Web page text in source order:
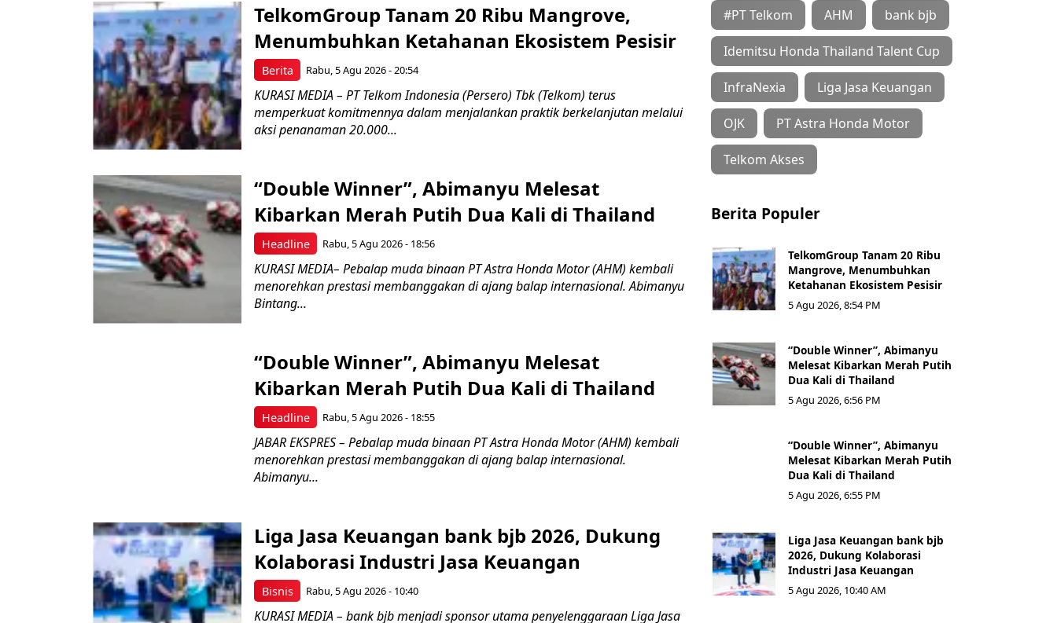
Berita
TelkomGroup Tanam 20 Ribu Mangrove,
Menumbuhkan Ketahanan Ekosistem Pesisir
Rabu, 5 Agu 2026 - 20:54
KURASI MEDIA – PT Telkom Indonesia (Persero) Tbk (Telkom) terus
memperkuat komitmennya dalam menjalankan praktik berkelanjutan melalui
aksi penanaman 20.000...
Headline
“Double Winner”, Abimanyu Melesat
Kibarkan Merah Putih Dua Kali di Thailand
Rabu, 5 Agu 2026 - 18:56
KURASI MEDIA– Pebalap muda binaan PT Astra Honda Motor (AHM) kembali
menorehkan prestasi membanggakan di ajang balap internasional. Abimanyu
Bintang...
Headline
“Double Winner”, Abimanyu Melesat
Kibarkan Merah Putih Dua Kali di Thailand
Rabu, 5 Agu 2026 - 18:55
JABAR EKSPRES – Pebalap muda binaan PT Astra Honda Motor (AHM) kembali
menorehkan prestasi membanggakan di ajang balap internasional.
Abimanyu...
Bisnis
Liga Jasa Keuangan bank bjb 2026, Dukung
Kolaborasi Industri Jasa Keuangan
Rabu, 5 Agu 2026 - 10:40
KURASI MEDIA – bank bjb menjadi sponsor utama penyelenggaraan Liga Jasa
#PT Telkom AHM bank bjb
Idemitsu Honda Thailand Talent Cup
InfraNexia Liga Jasa Keuangan
OJK PT Astra Honda Motor
Telkom Akses
Berita Populer
TelkomGroup Tanam 20 Ribu
Mangrove, Menumbuhkan
Ketahanan Ekosistem Pesisir
5 Agu 2026, 8:54 PM
“Double Winner”, Abimanyu
Melesat Kibarkan Merah Putih
Dua Kali di Thailand
5 Agu 2026, 6:56 PM
“Double Winner”, Abimanyu
Melesat Kibarkan Merah Putih
Dua Kali di Thailand
5 Agu 2026, 6:55 PM
Liga Jasa Keuangan bank bjb
2026, Dukung Kolaborasi
Industri Jasa Keuangan
5 Agu 2026, 10:40 AM